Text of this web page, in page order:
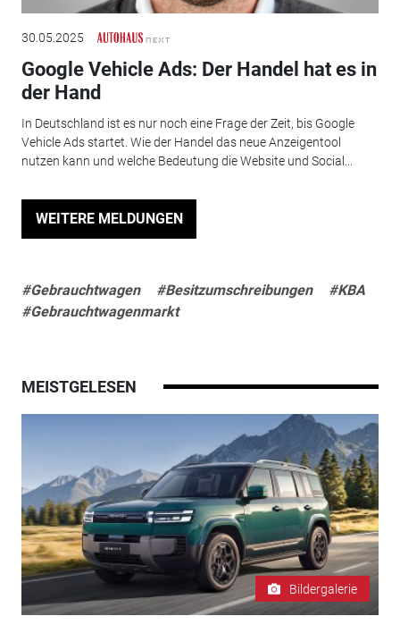
30.05.2025
Google Vehicle Ads: Der Handel hat es in
der Hand
In Deutschland ist es nur noch eine Frage der Zeit, bis Google
Vehicle Ads startet. Wie der Handel das neue Anzeigentool
nutzen kann und welche Bedeutung die Website und Social...
WEITERE MELDUNGEN
#Gebrauchtwagen #Besitzumschreibungen
#KBA
#Gebrauchtwagenmarkt
MEISTGELESEN
Bildergalerie